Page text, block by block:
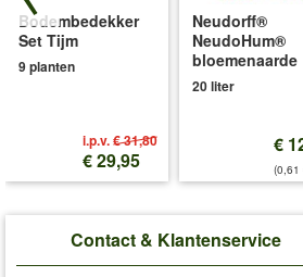
Bodembedekker
Set Tijm
9 planten
i.p.v.€ 31,80
€ 29,95
Neudorff®
NeudoHum®
bloemenaarde
20 liter
€
(0,61
Contact & Klantenservice